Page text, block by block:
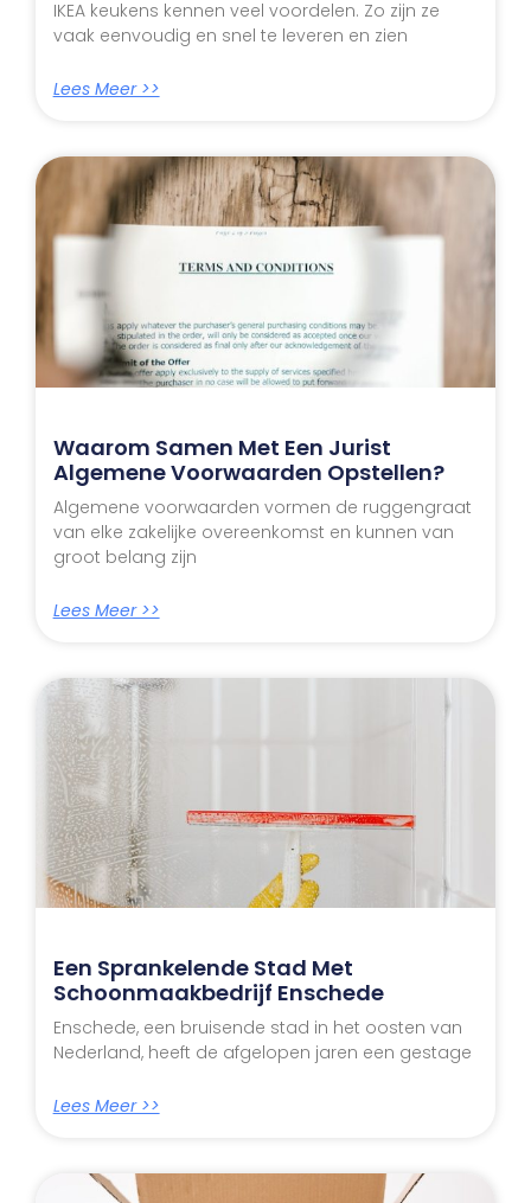
IKEA keukens kennen veel voordelen. Zo zijn ze
vaak eenvoudig en snel te leveren en zien
Lees Meer >>
Waarom Samen Met Een Jurist
Algemene Voorwaarden Opstellen?
Algemene voorwaarden vormen de ruggengraat
van elke zakelijke overeenkomst en kunnen van
groot belang zijn
Lees Meer >>
Een Sprankelende Stad Met
Schoonmaakbedrijf Enschede
Enschede, een bruisende stad in het oosten van
Nederland, heeft de afgelopen jaren een gestage
Lees Meer >>